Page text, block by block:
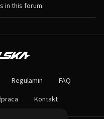
in this forum.
w Polsce! Znajdziesz u nas
Czekamy na ciebie!
Regulamin FAQ
Kontakt